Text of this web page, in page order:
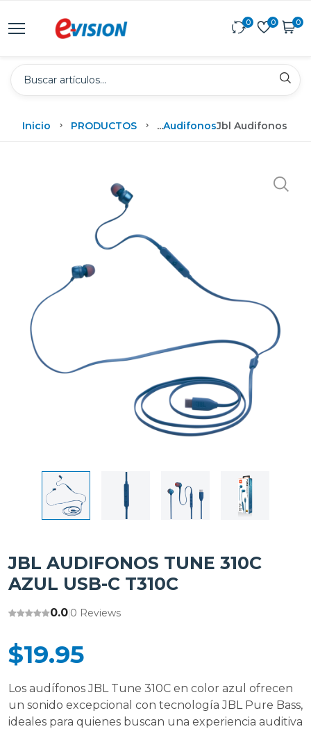
0 0 0
Inicio PRODUCTOS ...AudifonosJbl Audifonos
JBL AUDIFONOS TUNE 310C
AZUL USB-C T310C
0.0|0 Reviews
$19.95
Los audífonos JBL Tune 310C en color azul ofrecen
un sonido excepcional con tecnología JBL Pure Bass,
ideales para quienes buscan una experiencia auditiva